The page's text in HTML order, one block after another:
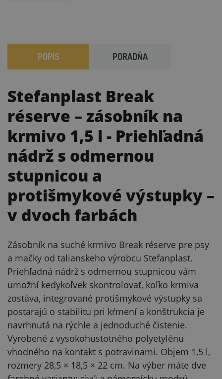
POPIS PORADŇA
Stefanplast Break
réserve – zásobník na
krmivo 1,5 l - Priehľadná
nádrž s odmernou
stupnicou a
protišmykové výstupky –
v dvoch farbách
Zásobník na suché krmivo Break réserve pre psy
a mačky od talianskeho výrobcu Stefanplast.
Priehľadná nádrž s odmernou stupnicou vám
umožní kedykoľvek skontrolovať, koľko krmiva
zostáva, integrované protišmykové výstupky sa
postarajú o stabilitu pri kŕmení a konštrukcia je
navrhnutá na rýchle a jednoduché čistenie.
Vyrobené z vysokohustotného polyetylénu
vhodného na kontakt s potravinami. Objem 1,5 l,
rozmery 28,5 × 18,5 × 22 cm. Na výber máte dve